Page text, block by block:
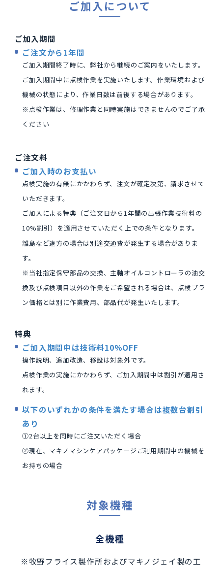
ご加入について
ご加入期間
ご注文から1年間
ご加入期間終了時に、弊社から継続のご案内をいたします。
ご加入期間中に点検作業を実施いたします。作業環境および
機械の状態により、作業日数は前後する場合があります。
※点検作業は、修理作業と同時実施はできませんのでご了承
ください
ご注文料
ご加入時のお支払い
点検実施の有無にかかわらず、注文が確定次第、請求させて
いただきます。
ご加入による特典（ご注文日から1年間の出張作業技術料の
10%割引）を適用させていただく上での条件となります。
離島など遠方の場合は別途交通費が発生する場合がありま
す。
※当社指定保守部品の交換、主軸オイルコントローラの油交
換及び点検項目以外の作業をご希望される場合は、点検プラ
ン価格とは別に作業費用、部品代が発生いたします。
特典
ご加入期間中は技術料10%OFF
操作説明、追加改造、移設は対象外です。
点検作業の実施にかかわらず、ご加入期間中は割引が適用さ
れます。
以下のいずれかの条件を満たす場合は複数台割引
あり
①2台以上を同時にご注文いただく場合
②現在、マキノマシンケアパッケージご利用期間中の機械を
お持ちの場合
対象機種
全機種
※牧野フライス製作所およびマキノジェイ製の工